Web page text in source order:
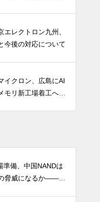
エレクトロン九州、
今後の対応について
イクロン、広島にAI
モリ新工場着工へ 1.
準備、中国NANDは
脅威になるか――AI